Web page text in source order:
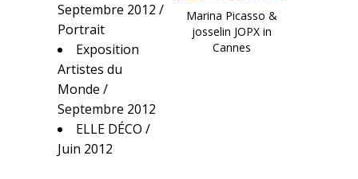
Septembre 2012 /
Portrait
Exposition
Artistes du
Monde /
Septembre 2012
ELLE DÉCO /
Juin 2012
Marina Picasso &
josselin JOPX in
Cannes